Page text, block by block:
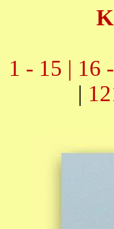
1 - 15 | 16
|